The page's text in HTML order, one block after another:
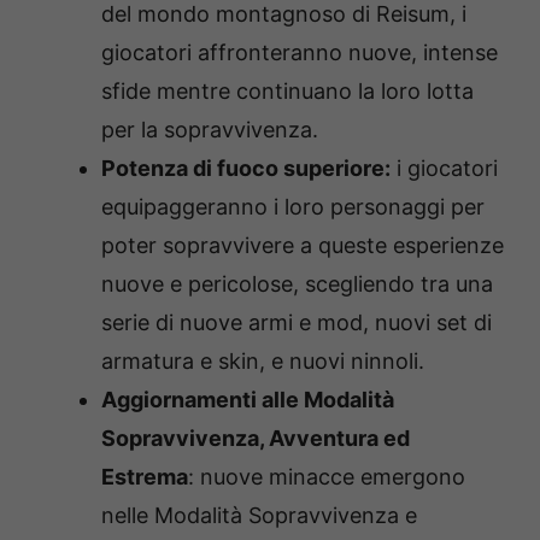
del mondo montagnoso di Reisum, i
giocatori affronteranno nuove, intense
sfide mentre continuano la loro lotta
per la sopravvivenza.
Potenza di fuoco superiore: i giocatori
equipaggeranno i loro personaggi per
poter sopravvivere a queste esperienze
nuove e pericolose, scegliendo tra una
serie di nuove armi e mod, nuovi set di
armatura e skin, e nuovi ninnoli.
Aggiornamenti alle Modalità
Sopravvivenza, Avventura ed
Estrema: nuove minacce emergono
nelle Modalità Sopravvivenza e